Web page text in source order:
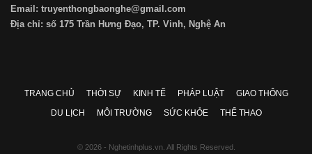
Email: truyenthongbaonghe@gmail.com
Địa chỉ: số 175 Trần Hưng Đạo, TP. Vinh, Nghệ An
TRANG CHỦ THỜI SỰ KINH TẾ PHÁP LUẬT
GIAO THÔNG
DU LỊCH
MÔI TRƯỜNG SỨC KHỎE THỂ THAO
© 2026 - Nghetinhplus.vn. All Rights Reserved.